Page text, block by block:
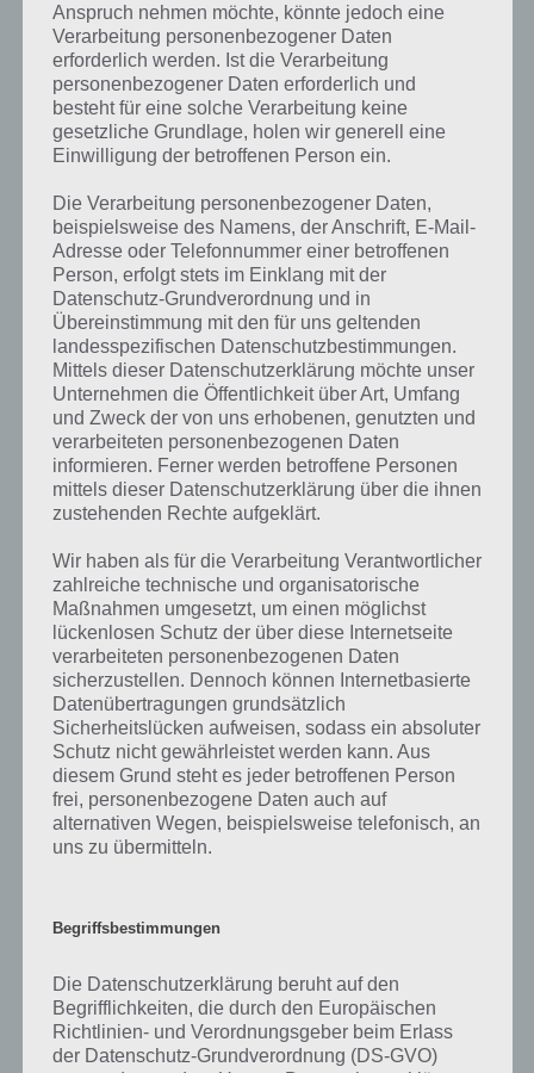
Kurze Begriffserklärung zur Lösung
Tümpel
Tümpel ist die Lösung für das tägliche Bonus Rätsel am 18.9.2020 in 4
Bilder 1 Wort, doch welche Bedeutung hat dieses eigentlich und was
bestimmten Lösungen präsentieren wir daher auch immer eine
kurze Begriffserklärung!
Der sogenannte Tümpel ist streng genommen ein kleiner See. Im
deutschsprachigen Raum meint man hier vor allem einen kleinen
See, der oft aufgrund seiner Wasserqualität nicht zum Baden
geeignet ist. Hin und wieder wird auch von einem Weiher
gesprochen.
Eine besondere Form dieses Gewässers ist der Wiesentümpel. Dieser
ist besonders häufig von Pflanzen (Sumpfpflanzen) umschlossen
und daher oft auch recht schwer zugänglich. Ein derartiger Tümpel
als Lebensraum. So können Vögel hier das benötigte Wasser finden.
Gewässer erfreuen. Ein solcher Wiesentümpel kann auch
natürlicherweise nach einem Winter durch das Schmelzen von
Schnee entstehen. Hier findet man dann eine große Pfütze auf der
Wiese, die mit zunehmender Hitze im Sommer jedoch auch wieder
Anspruch nehmen möchte, könnte jedoch eine
Verarbeitung personenbezogener Daten
erforderlich werden. Ist die Verarbeitung
personenbezogener Daten erforderlich und
besteht für eine solche Verarbeitung keine
gesetzliche Grundlage, holen wir generell eine
Einwilligung der betroffenen Person ein.
Die Verarbeitung personenbezogener Daten,
beispielsweise des Namens, der Anschrift, E-Mail-
Adresse oder Telefonnummer einer betroffenen
Person, erfolgt stets im Einklang mit der
Datenschutz-Grundverordnung und in
Übereinstimmung mit den für uns geltenden
landesspezifischen Datenschutzbestimmungen.
Mittels dieser Datenschutzerklärung möchte unser
Unternehmen die Öffentlichkeit über Art, Umfang
und Zweck der von uns erhobenen, genutzten und
verarbeiteten personenbezogenen Daten
informieren. Ferner werden betroffene Personen
mittels dieser Datenschutzerklärung über die ihnen
zustehenden Rechte aufgeklärt.
Wir haben als für die Verarbeitung Verantwortlicher
zahlreiche technische und organisatorische
Maßnahmen umgesetzt, um einen möglichst
lückenlosen Schutz der über diese Internetseite
verarbeiteten personenbezogenen Daten
sicherzustellen. Dennoch können Internetbasierte
Datenübertragungen grundsätzlich
Sicherheitslücken aufweisen, sodass ein absoluter
Schutz nicht gewährleistet werden kann. Aus
diesem Grund steht es jeder betroffenen Person
frei, personenbezogene Daten auch auf
alternativen Wegen, beispielsweise telefonisch, an
uns zu übermitteln.
Begriffsbestimmungen
Die Datenschutzerklärung beruht auf den
Begrifflichkeiten, die durch den Europäischen
Richtlinien- und Verordnungsgeber beim Erlass
der Datenschutz-Grundverordnung (DS-GVO)